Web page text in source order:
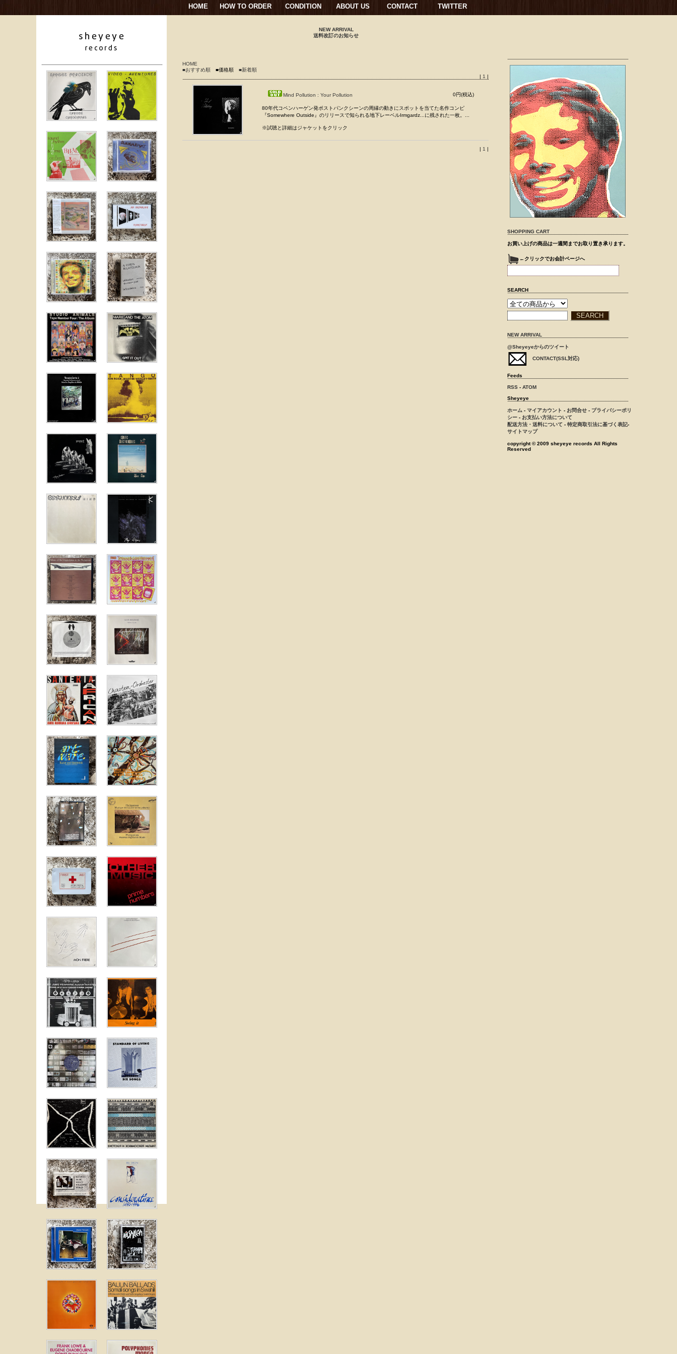
HOME HOW TO ORDER CONDITION ABOUT US CONTACT TWITTER
NEW ARRIVAL
送料改訂のお知らせ
HOME
■おすすめ順
■価格順
■新着順
| 1 |
Mind Pollution : Your Pollution 0円(税込)
80年代コペンハーゲン発ポストパンクシーンの周縁の動きにスポットを当てた名作コンピ
『Somewhere Outside』のリリースで知られる地下レーベルIrmgardz...に残された一枚。...
※試聴と詳細はジャケットをクリック
| 1 |
SHOPPING CART
お買い上げの商品は一週間までお取り置き承ります。
←クリックでお会計ページへ
SEARCH
NEW ARRIVAL
@Sheyeyeからのツイート
CONTACT(SSL対応)
Feeds
RSS - ATOM
Sheyeye
ホーム - マイアカウント - お問合せ - プライバシーポリ
シー - お支払い方法について
配送方法・送料について - 特定商取引法に基づく表記-
サイトマップ
copyright © 2009 sheyeye records All Rights
Reserved